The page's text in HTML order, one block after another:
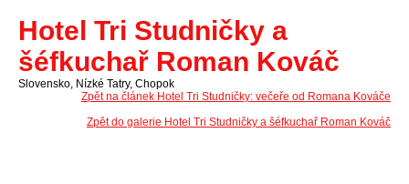
Hotel Tri Studničky a
šéfkuchař Roman Kováč
Slovensko, Nízké Tatry, Chopok
Zpět na článek Hotel Tri Studničky: večeře od Romana Kováče
Zpět do galerie Hotel Tri Studničky a šéfkuchař Roman Kováč